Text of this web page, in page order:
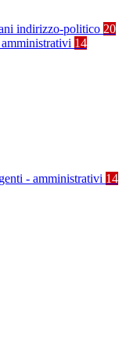
indirizzo-politico 20
14
- amministrativi 14